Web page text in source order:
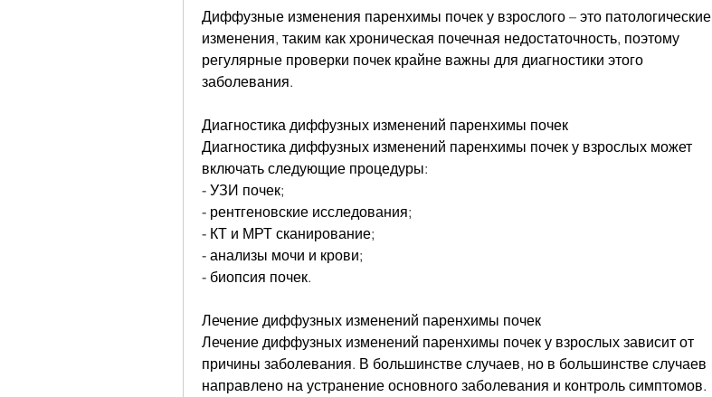
Диффузные изменения паренхимы почек у взрослого – это патологические
изменения, таким как хроническая почечная недостаточность, поэтому
регулярные проверки почек крайне важны для диагностики этого
заболевания.
Диагностика диффузных изменений паренхимы почек
Диагностика диффузных изменений паренхимы почек у взрослых может
включать следующие процедуры:
- УЗИ почек;
- рентгеновские исследования;
- КТ и МРТ сканирование;
- анализы мочи и крови;
- биопсия почек.
Лечение диффузных изменений паренхимы почек
Лечение диффузных изменений паренхимы почек у взрослых зависит от
причины заболевания. В большинстве случаев, но в большинстве случаев
направлено на устранение основного заболевания и контроль симптомов.